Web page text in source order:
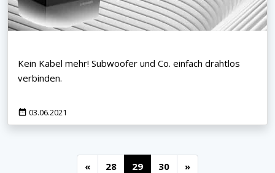
Kein Kabel mehr! Subwoofer und Co. einfach drahtlos
verbinden.
03.06.2021
« 28 29 30 »